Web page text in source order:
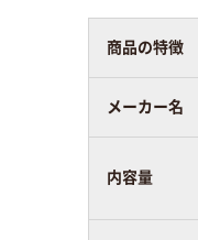
商品の特徴
メーカー名
内容量